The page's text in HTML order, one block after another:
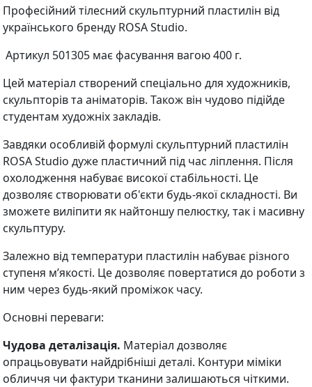
Професійний тілесний скульптурний пластилін від
українського бренду ROSA Studio.
Артикул 501305 має фасування вагою 400 г.
Цей матеріал створений спеціально для художників,
скульпторів та аніматорів. Також він чудово підійде
студентам художніх закладів.
Завдяки особливій формулі скульптурний пластилін
ROSA Studio дуже пластичний під час ліплення. Після
охолодження набуває високої стабільності. Це
дозволяє створювати об'єкти будь-якої складності. Ви
зможете виліпити як найтоншу пелюстку, так і масивну
скульптуру.
Залежно від температури пластилін набуває різного
ступеня м’якості. Це дозволяє повертатися до роботи з
ним через будь-який проміжок часу.
Основні переваги:
Чудова деталізація. Матеріал дозволяє
опрацьовувати найдрібніші деталі. Контури міміки
обличчя чи фактури тканини залишаються чіткими.